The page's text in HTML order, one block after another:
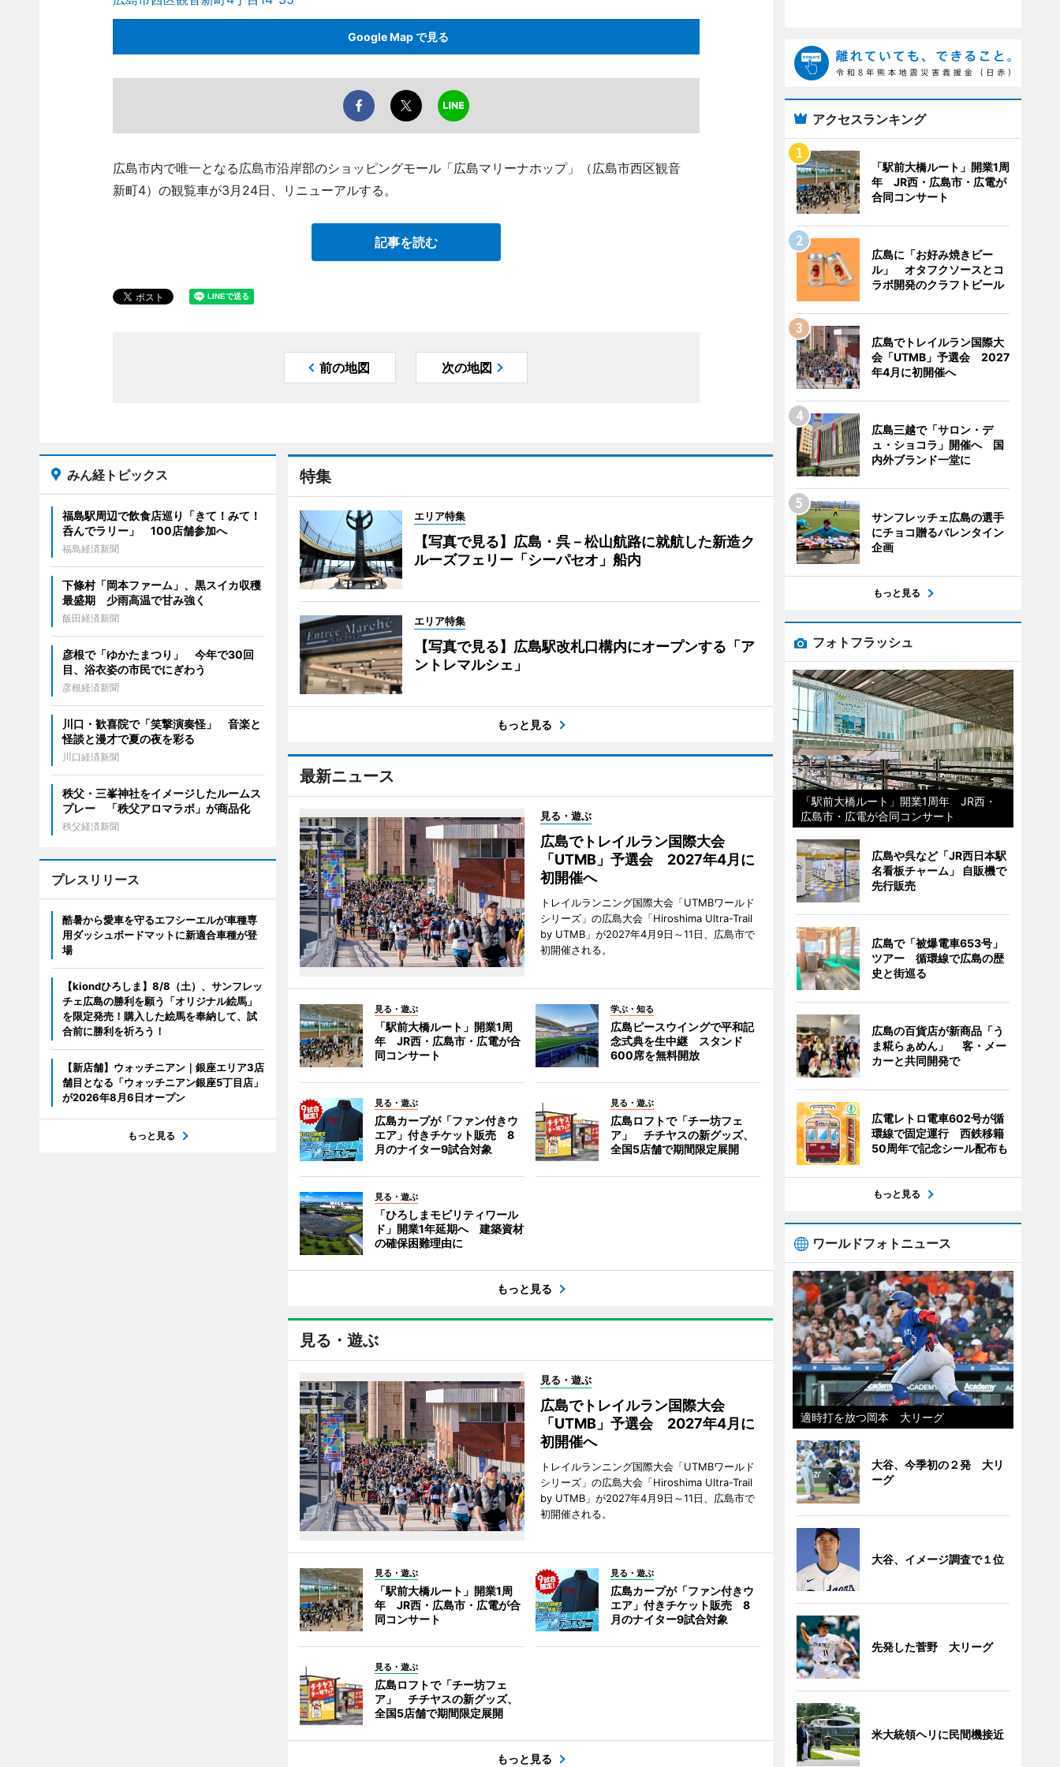
Google Map で見る
広島市内で唯一となる広島市沿岸部のショッピングモール「広島マリーナホップ」（広島市西区観音
新町4）の観覧車が3月24日、リニューアルする。
記事を読む
前の地図 次の地図
特集
エリア特集
【写真で見る】広島・呉－松山航路に就航した新造ク
ルーズフェリー「シーパセオ」船内
エリア特集
【写真で見る】広島駅改札口構内にオープンする「ア
ントレマルシェ」
もっと見る
最新ニュース
見る・遊ぶ
広島でトレイルラン国際大会
「UTMB」予選会 2027年4月に
初開催へ
トレイルランニング国際大会「UTMBワールド
シリーズ」の広島大会「Hiroshima Ultra-Trail
by UTMB」が2027年4月9日～11日、広島市で
初開催される。
見る・遊ぶ
「駅前大橋ルート」開業1周
年 JR西・広島市・広電が合
同コンサート
学ぶ・知る
広島ピースウイングで平和記
念式典を生中継 スタンド
600席を無料開放
見る・遊ぶ
広島カープが「ファン付きウ
エア」付きチケット販売 8
月のナイター9試合対象
見る・遊ぶ
広島ロフトで「チー坊フェ
ア」 チチヤスの新グッズ、
全国5店舗で期間限定展開
見る・遊ぶ
「ひろしまモビリティワール
ド」開業1年延期へ 建築資材
の確保困難理由に
もっと見る
見る・遊ぶ
見る・遊ぶ
広島でトレイルラン国際大会
「UTMB」予選会 2027年4月に
初開催へ
トレイルランニング国際大会「UTMBワールド
シリーズ」の広島大会「Hiroshima Ultra-Trail
by UTMB」が2027年4月9日～11日、広島市で
初開催される。
見る・遊ぶ
「駅前大橋ルート」開業1周
年 JR西・広島市・広電が合
同コンサート
見る・遊ぶ
広島カープが「ファン付きウ
エア」付きチケット販売 8
月のナイター9試合対象
見る・遊ぶ
広島ロフトで「チー坊フェ
ア」 チチヤスの新グッズ、
全国5店舗で期間限定展開
もっと見る
みん経トピックス
福島駅周辺で飲食店巡り「きて！みて！
呑んでラリー」 100店舗参加へ
福島経済新聞
下條村「岡本ファーム」、黒スイカ収穫
最盛期 少雨高温で甘み強く
飯田経済新聞
彦根で「ゆかたまつり」 今年で30回
目、浴衣姿の市民でにぎわう
彦根経済新聞
川口・歓喜院で「笑撃演奏怪」 音楽と
怪談と漫才で夏の夜を彩る
川口経済新聞
秩父・三峯神社をイメージしたルームス
プレー 「秩父アロマラボ」が商品化
秩父経済新聞
プレスリリース
酷暑から愛車を守るエフシーエルが車種専
用ダッシュボードマットに新適合車種が登
場
【kiondひろしま】8/8（土）、サンフレッ
チェ広島の勝利を願う「オリジナル絵馬」
を限定発売！購入した絵馬を奉納して、試
合前に勝利を祈ろう！
【新店舗】ウォッチニアン｜銀座エリア3店
舗目となる「ウォッチニアン銀座5丁目店」
が2026年8月6日オープン
もっと見る
アクセスランキング
「駅前大橋ルート」開業1周
年 JR西・広島市・広電が
合同コンサート
広島に「お好み焼きビー
ル」 オタフクソースとコ
ラボ開発のクラフトビール
広島でトレイルラン国際大
会「UTMB」予選会 2027
年4月に初開催へ
広島三越で「サロン・デ
ュ・ショコラ」開催へ 国
内外ブランド一堂に
サンフレッチェ広島の選手
にチョコ贈るバレンタイン
企画
もっと見る
フォトフラッシュ
「駅前大橋ルート」開業1周年 JR西・
広島市・広電が合同コンサート
広島や呉など「JR西日本駅
名看板チャーム」 自販機で
先行販売
広島で「被爆電車653号」
ツアー 循環線で広島の歴
史と街巡る
広島の百貨店が新商品「う
ま糀らぁめん」 客・メー
カーと共同開発で
広電レトロ電車602号が循
環線で固定運行 西鉄移籍
50周年で記念シール配布も
もっと見る
ワールドフォトニュース
適時打を放つ岡本 大リーグ
大谷、今季初の２発 大リ
ーグ
大谷、イメージ調査で１位
先発した菅野 大リーグ
米大統領ヘリに民間機接近